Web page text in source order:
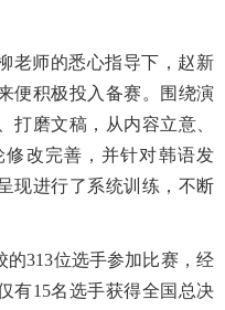
老师的悉心指导下，赵新
便积极投入备赛。围绕演
打磨文稿，从内容立意、
改完善，并针对韩语发
现进行了系统训练，不断
的313位选手参加比赛，经
有15名选手获得全国总决